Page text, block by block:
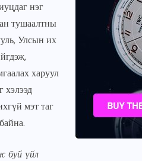
нэг
тушаалтны
Улсын их
харуул
хэлээд
мэт таг
буй үйл